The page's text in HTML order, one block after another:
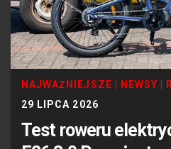
NAJWAŻNIEJSZE NEWSY
29 LIPCA 2026
Test roweru